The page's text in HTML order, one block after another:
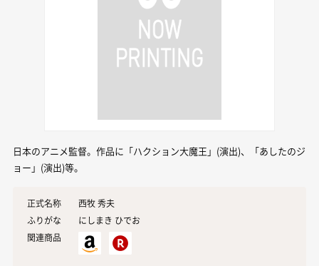
日本のアニメ監督。作品に「ハクション大魔王」(演出)、「あしたのジ
ョー」(演出)等。
正式名称
西牧 秀夫
ふりがな
にしまき ひでお
関連商品